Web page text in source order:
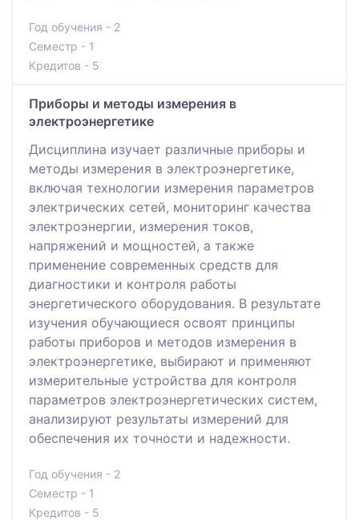
Год обучения - 2
Семестр - 1
Кредитов - 5
Приборы и методы измерения в
электроэнергетике
Дисциплина изучает различные приборы и
методы измерения в электроэнергетике,
включая технологии измерения параметров
электрических сетей, мониторинг качества
электроэнергии, измерения токов,
напряжений и мощностей, а также
применение современных средств для
диагностики и контроля работы
энергетического оборудования. В результате
изучения обучающиеся освоят принципы
работы приборов и методов измерения в
электроэнергетике, выбирают и применяют
измерительные устройства для контроля
параметров электроэнергетических систем,
анализируют результаты измерений для
обеспечения их точности и надежности.
Год обучения - 2
Семестр - 1
Кредитов - 5